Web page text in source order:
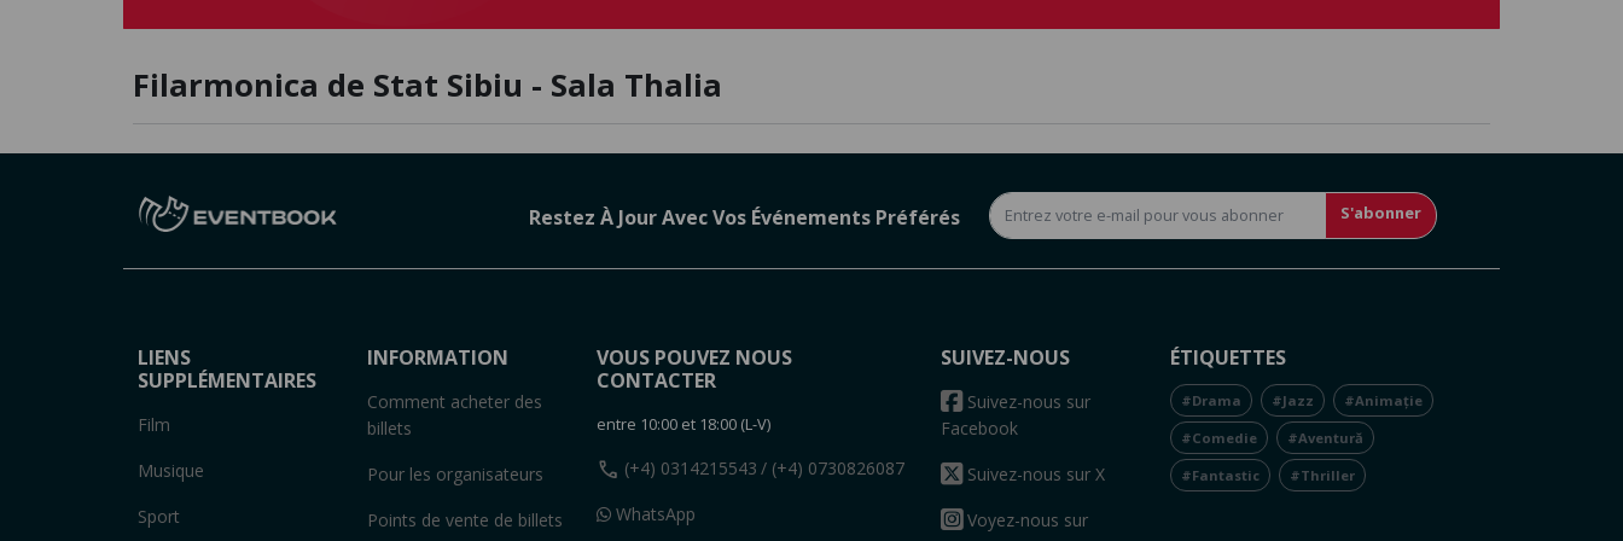
Filarmonica de Stat Sibiu - Sala Thalia
Restez À Jour Avec Vos Événements Préférés S'abonner
LIENS
SUPPLÉMENTAIRES
Film
Musique
Sport
INFORMATION
Comment acheter des
billets
Pour les organisateurs
Points de vente de billets
VOUS POUVEZ NOUS
CONTACTER
entre 10:00 et 18:00 (L-V)
call (+4) 0314215543 / (+4) 0730826087
WhatsApp
SUIVEZ-NOUS
Suivez-nous sur
Facebook
Suivez-nous sur X
Voyez-nous sur
ÉTIQUETTES
#Drama #Jazz #Animație
#Comedie #Aventură
#Fantastic #Thriller